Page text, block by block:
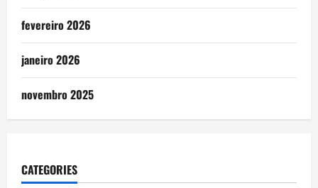
fevereiro 2026
janeiro 2026
novembro 2025
CATEGORIES